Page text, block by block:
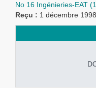
No 16 Ingénieries-EAT
Reçu : 1 décembre